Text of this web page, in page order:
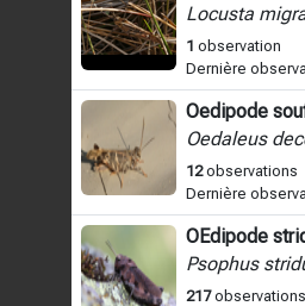
Locusta
1 observation
Dernière
Oedipode
Oedaleus
12observations
Dernière
OEdipode
Psophus
217observations